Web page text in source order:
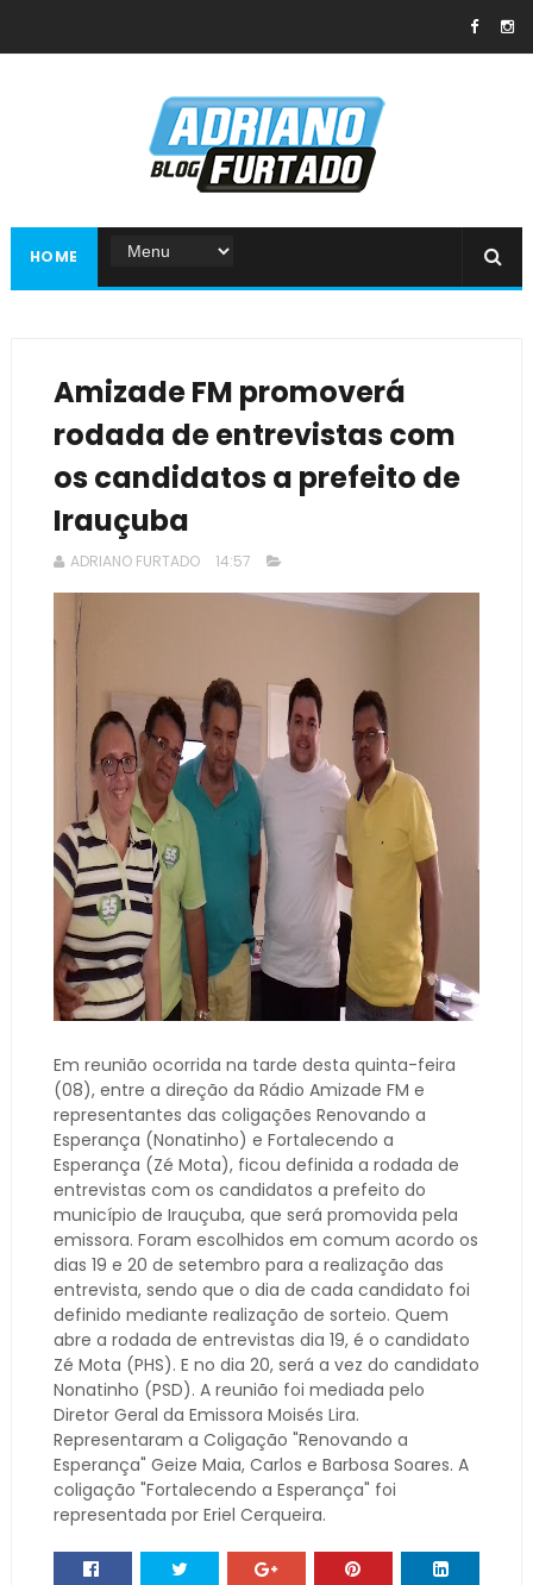
HOME
Amizade FM promoverá
rodada de entrevistas com
os candidatos a prefeito de
Irauçuba
ADRIANO FURTADO 14:57
Em reunião ocorrida na tarde desta quinta-feira
(08), entre a direção da Rádio Amizade FM e
representantes das coligações Renovando a
Esperança (Nonatinho) e Fortalecendo a
Esperança (Zé Mota), ficou definida a rodada de
entrevistas com os candidatos a prefeito do
município de Irauçuba, que será promovida pela
emissora. Foram escolhidos em comum acordo os
dias 19 e 20 de setembro para a realização das
entrevista, sendo que o dia de cada candidato foi
definido mediante realização de sorteio. Quem
abre a rodada de entrevistas dia 19, é o candidato
Zé Mota (PHS). E no dia 20, será a vez do candidato
Nonatinho (PSD). A reunião foi mediada pelo
Diretor Geral da Emissora Moisés Lira.
Representaram a Coligação "Renovando a
Esperança" Geize Maia, Carlos e Barbosa Soares. A
coligação "Fortalecendo a Esperança" foi
representada por Eriel Cerqueira.